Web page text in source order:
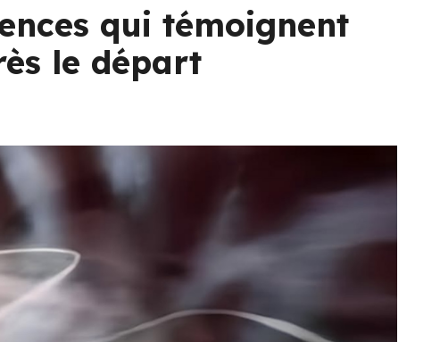
qui témoignent
le départ